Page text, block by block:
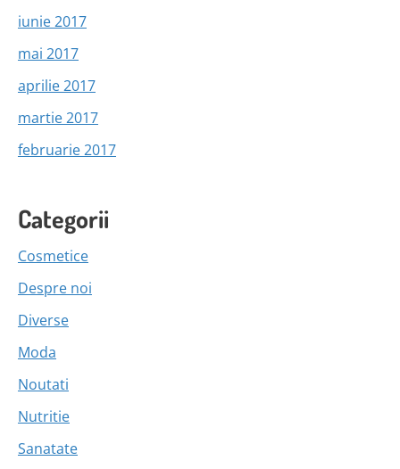
iunie 2017
mai 2017
aprilie 2017
martie 2017
februarie 2017
Categorii
Cosmetice
Despre noi
Diverse
Moda
Noutati
Nutritie
Sanatate